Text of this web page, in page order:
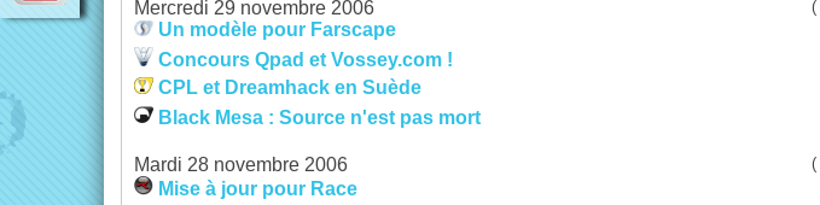
(
Mercredi 29 novembre 2006
Un modèle pour Farscape
Concours Qpad et Vossey.com !
CPL et Dreamhack en Suède
Black Mesa : Source n'est pas mort
(
Mardi 28 novembre 2006
Mise à jour pour Race